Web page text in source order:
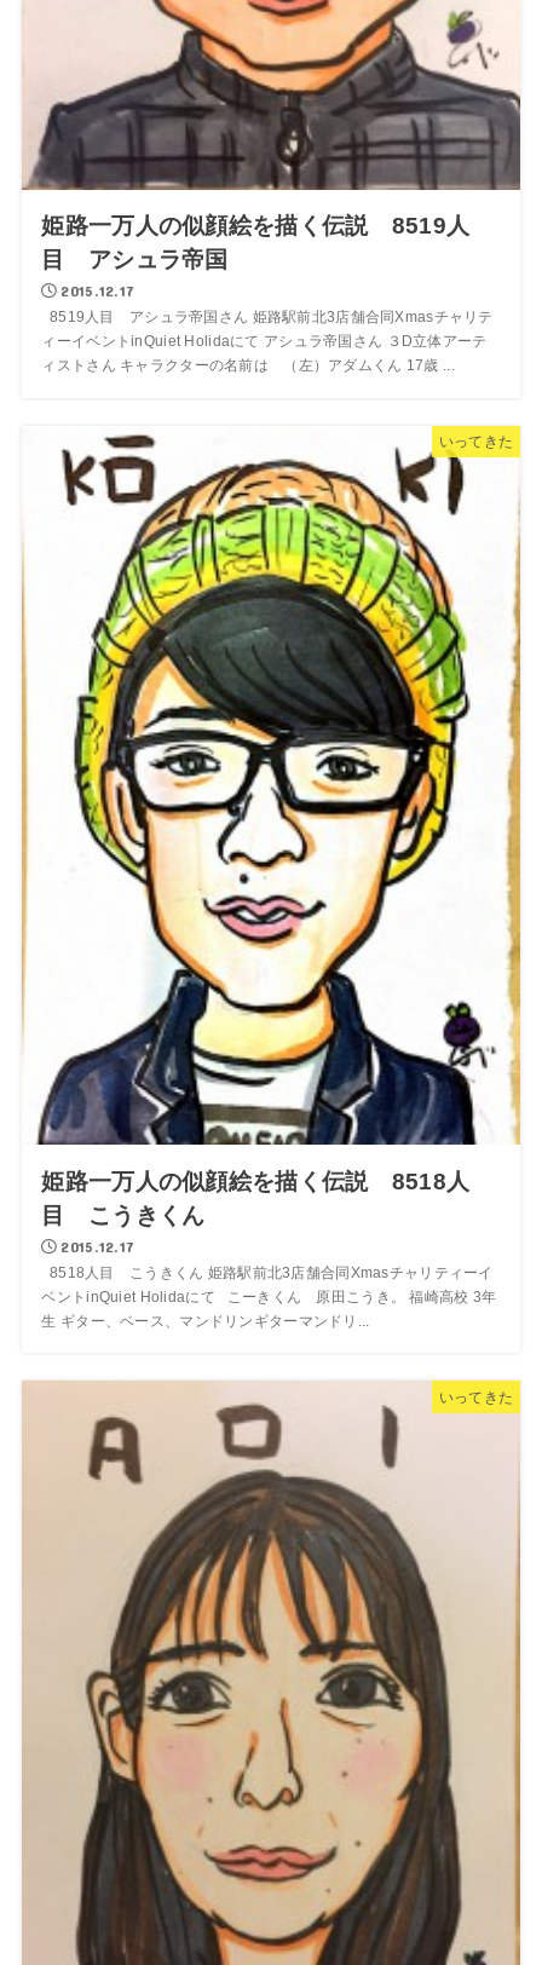
姫路一万人の似顔絵を描く伝説 8519人
目 アシュラ帝国
2015.12.17
8519人目 アシュラ帝国さん 姫路駅前北3店舗合同Xmasチャリテ
ィーイベントinQuiet Holidaにて アシュラ帝国さん ３D立体アーテ
ィストさん キャラクターの名前は （左）アダムくん 17歳 ...
いってきた
姫路一万人の似顔絵を描く伝説 8518人
目 こうきくん
2015.12.17
8518人目 こうきくん 姫路駅前北3店舗合同Xmasチャリティーイ
ベントinQuiet Holidaにて こーきくん 原田こうき。 福崎高校 3年
生 ギター、ベース、マンドリンギターマンドリ...
いってきた